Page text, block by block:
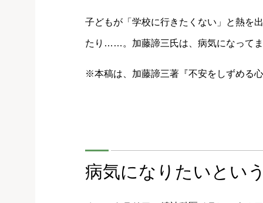
子どもが「学校に行きたくない」と熱を
たり……。加藤諦三氏は、病気になって
※本稿は、加藤諦三著『不安をしずめる
病気になりたいとい